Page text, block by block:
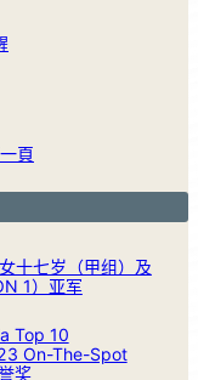
頁
十七岁（甲组）及
1）亚军
Top 10
On-The-Spot
奖